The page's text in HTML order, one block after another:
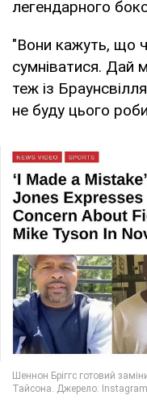
легендарного
"Вони кажуть, що
сумніватися. Дай
теж із
не буду цього